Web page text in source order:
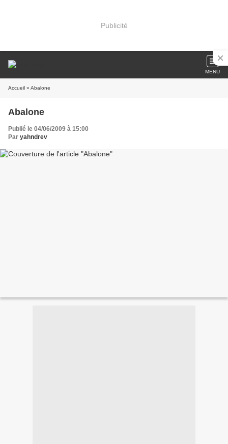
Publicité
MENU
Accueil » Abalone
Abalone
Publié le 04/06/2009 à 15:00
Par yahndrev